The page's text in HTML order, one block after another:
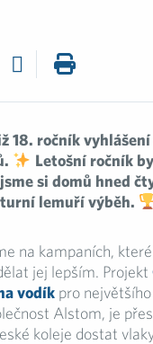
18. ročník vyhlášení
Letošní ročník
si domů hned
lemuří výběh.
na kampaních,
jej lepším. Projekt
vodík pro
Alstom, je
koleje dostat